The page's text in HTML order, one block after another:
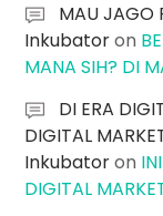
MAU JAGO
Inkubatoron
MANA SIH? DI
DI ERA
DIGITAL
Inkubatoron
DIGITAL